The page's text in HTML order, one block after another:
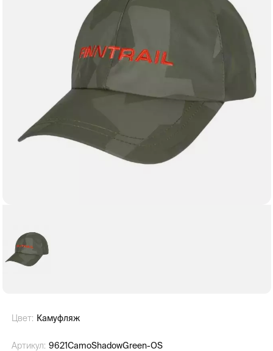
Цвет: Камуфляж
Артикул: 9621CamoShadowGreen-OS